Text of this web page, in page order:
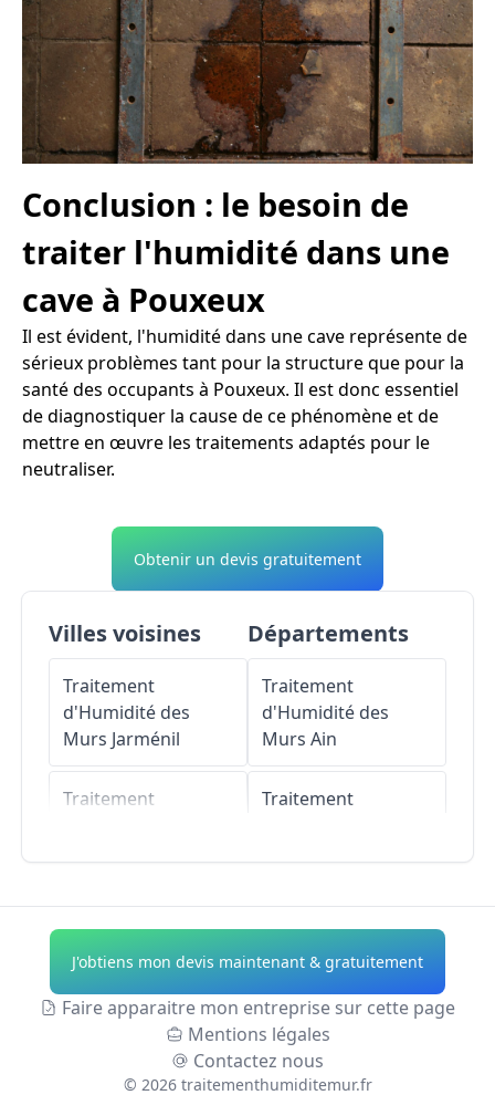
Conclusion : le besoin de
traiter l'humidité dans une
cave à Pouxeux
Il est évident, l'humidité dans une cave représente de
sérieux problèmes tant pour la structure que pour la
santé des occupants à Pouxeux. Il est donc essentiel
de diagnostiquer la cause de ce phénomène et de
mettre en œuvre les traitements adaptés pour le
neutraliser.
Obtenir un devis gratuitement
Villes voisines
Traitement
d'Humidité des
Murs Jarménil
Traitement
Traitement
d'Humidité des
Murs Archettes
Traitement
d'Humidité des
Éloyes
Départements
Traitement
d'Humidité des
Murs Ain
Traitement
Traitement
d'Humidité des
Murs Allier
Traitement
d'Humidité des
MursAlpes-de-
J'obtiens mon devis maintenant & gratuitement
Faire apparaitre mon entreprise sur cette page
Mentions légales
Contactez nous
© 2026 traitementhumiditemur.fr